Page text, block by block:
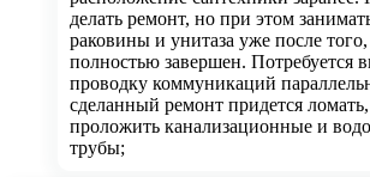
делать ремонт, но при этом
раковины и унитаза уже после того,
полностью завершен. Потребуется
проводку коммуникаций
сделанный ремонт придется
проложить канализационные и
трубы;